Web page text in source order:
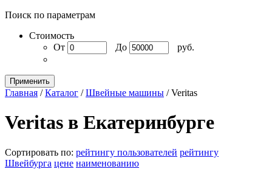
Поиск по параметрам
Стоимость
От
До руб.
Применить
Главная /Каталог /Швейные машины /Veritas
Veritas в Екатеринбурге
Сортировать по: рейтингу пользователей рейтингу
Швейбурга цене наименованию